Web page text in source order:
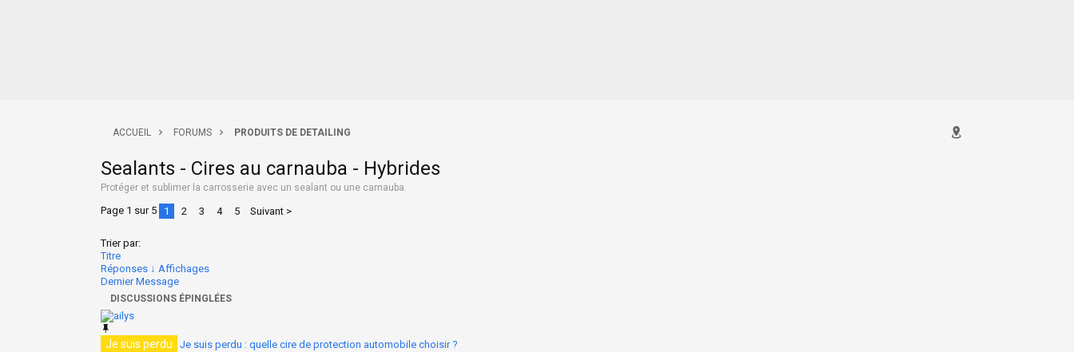
ACCUEIL FORUMS PRODUITS DE DETAILING
Sealants - Cires au carnauba - Hybrides
Protéger et sublimer la carrosserie avec un sealant ou une carnauba.
Page 1 sur 5 1 2 3 4 5 Suivant >
Trier par:
Titre
Réponses ↓ Affichages
Dernier Message
DISCUSSIONS ÉPINGLÉES
Je suis perdu
Je suis perdu : quelle cire de protection automobile choisir ?